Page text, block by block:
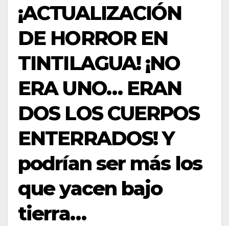
¡ACTUALIZACIÓN
DE HORROR EN
TINTILAGUA! ¡NO
ERA UNO… ERAN
DOS LOS CUERPOS
ENTERRADOS! Y
podrían ser más los
que yacen bajo
tierra…